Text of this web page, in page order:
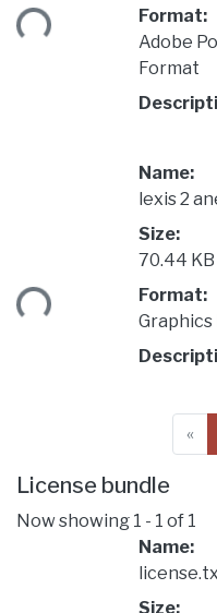
Format:
Adobe
Format
Name:
lexis 2
Size:
70.44 KB
Format:
«
License bundle
Now showing 1 - 1 of 1
Name:
Size: